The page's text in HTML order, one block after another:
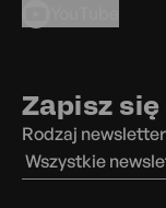
Zapisz
Rodzaj
Wszystkie